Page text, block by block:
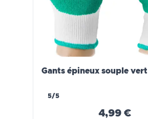
Gants épineux souple vert
5/5
4,99 €